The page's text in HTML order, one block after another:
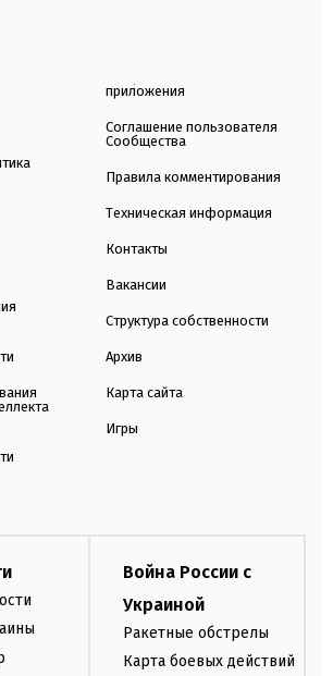
приложения
Соглашение пользователя
Сообщества
Правила комментирования
Техническая информация
Контакты
Вакансии
Структура собственности
Архив
Карта сайта
Игры
Война России с
Украиной
Ракетные обстрелы
Карта боевых действий